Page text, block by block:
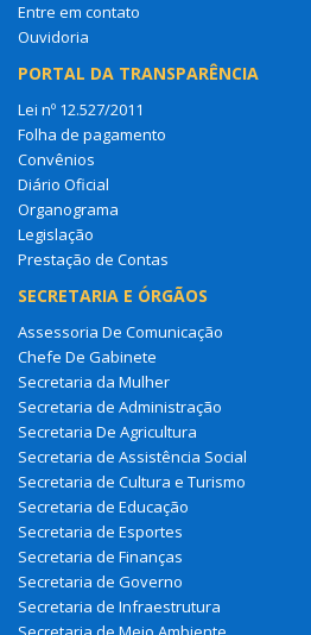
Entre em contato
Ouvidoria
PORTAL DA TRANSPARÊNCIA
Lei nº 12.527/2011
Folha de pagamento
Convênios
Diário Oficial
Organograma
Legislação
Prestação de Contas
SECRETARIA E ÓRGÃOS
Assessoria De Comunicação
Chefe De Gabinete
Secretaria da Mulher
Secretaria de Administração
Secretaria De Agricultura
Secretaria de Assistência Social
Secretaria de Cultura e Turismo
Secretaria de Educação
Secretaria de Esportes
Secretaria de Finanças
Secretaria de Governo
Secretaria de Infraestrutura